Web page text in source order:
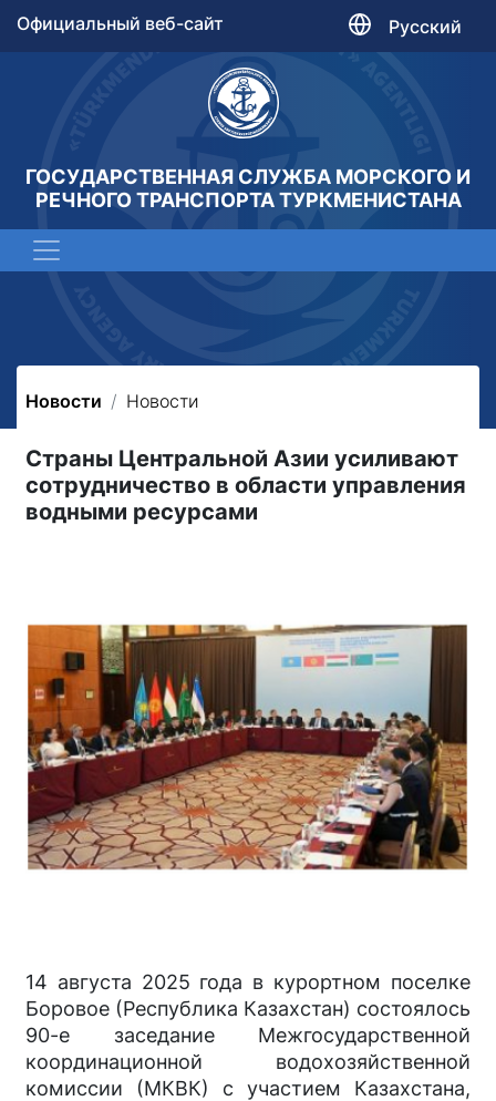
Официальный веб-сайт Русский
ГОСУДАРСТВЕННАЯ СЛУЖБА МОРСКОГО И
РЕЧНОГО ТРАНСПОРТА ТУРКМЕНИСТАНА
Новости Новости
Страны Центральной Азии усиливают
сотрудничество в области управления
водными ресурсами
14 августа 2025 года в курортном поселке
Боровое (Республика Казахстан) состоялось
90-е заседание Межгосударственной
координационной водохозяйственной
комиссии (МКВК) с участием Казахстана,